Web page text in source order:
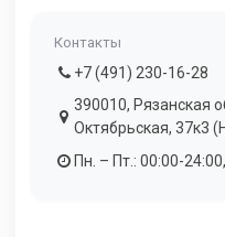
Контакты
+7 (491) 230-16-28
390010, Рязанская
Октябрьская, 37к3
Пн. – Пт.: 00:00-